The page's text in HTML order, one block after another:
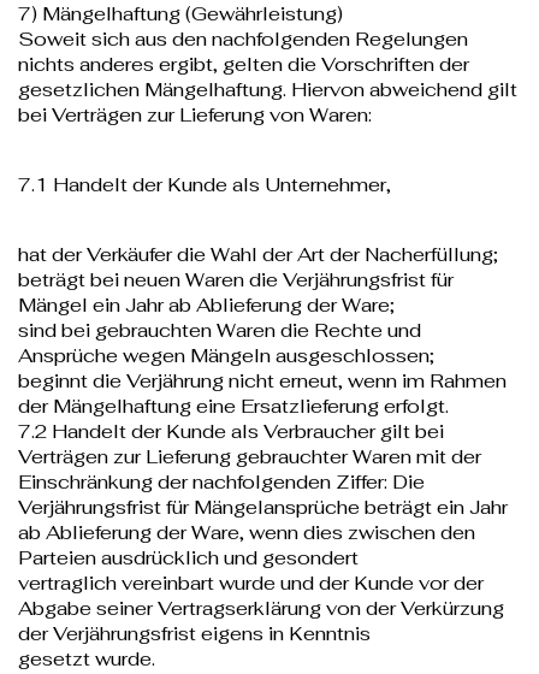
7) Mängelhaftung (Gewährleistung)
Soweit sich aus den nachfolgenden Regelungen
nichts anderes ergibt, gelten die Vorschriften der
gesetzlichen Mängelhaftung. Hiervon abweichend gilt
bei Verträgen zur Lieferung von Waren:
7.1 Handelt der Kunde als Unternehmer,
hat der Verkäufer die Wahl der Art der Nacherfüllung;
beträgt bei neuen Waren die Verjährungsfrist für
Mängel ein Jahr ab Ablieferung der Ware;
sind bei gebrauchten Waren die Rechte und
Ansprüche wegen Mängeln ausgeschlossen;
beginnt die Verjährung nicht erneut, wenn im Rahmen
der Mängelhaftung eine Ersatzlieferung erfolgt.
7.2 Handelt der Kunde als Verbraucher gilt bei
Verträgen zur Lieferung gebrauchter Waren mit der
Einschränkung der nachfolgenden Ziffer: Die
Verjährungsfrist für Mängelansprüche beträgt ein Jahr
ab Ablieferung der Ware, wenn dies zwischen den
Parteien ausdrücklich und gesondert
vertraglich vereinbart wurde und der Kunde vor der
Abgabe seiner Vertragserklärung von der Verkürzung
der Verjährungsfrist eigens in Kenntnis
gesetzt wurde.